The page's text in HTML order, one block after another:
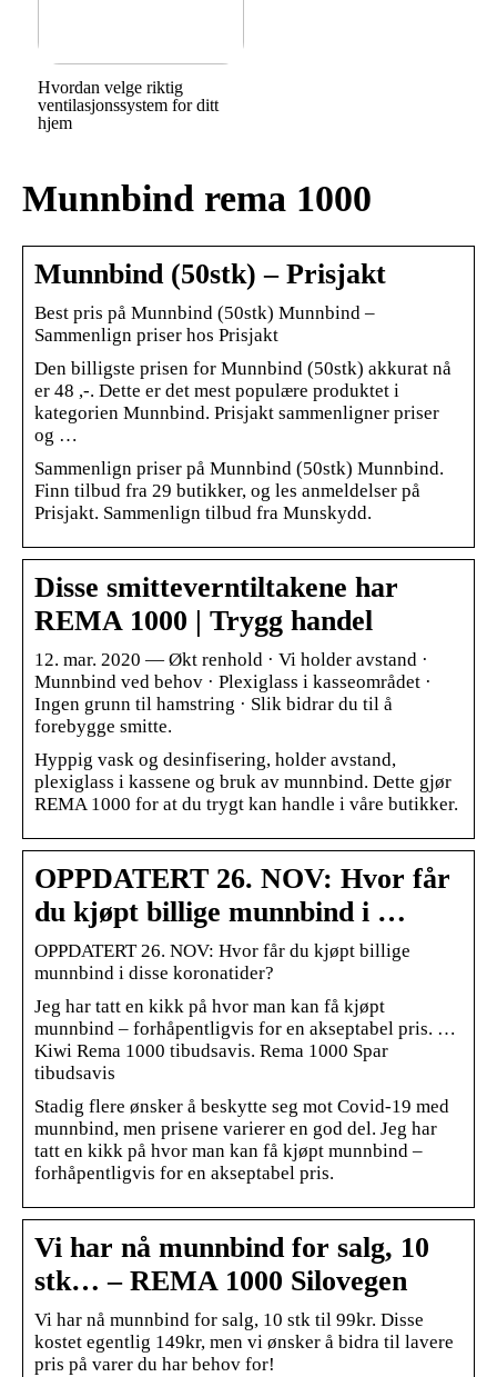
Hvordan velge riktig
ventilasjonssystem for ditt
hjem
Munnbind rema 1000
Munnbind (50stk) – Prisjakt
Best pris på Munnbind (50stk) Munnbind –
Sammenlign priser hos Prisjakt
Den billigste prisen for Munnbind (50stk) akkurat nå
er 48 ,-. Dette er det mest populære produktet i
kategorien Munnbind. Prisjakt sammenligner priser
og …
Sammenlign priser på Munnbind (50stk) Munnbind.
Finn tilbud fra 29 butikker, og les anmeldelser på
Prisjakt. Sammenlign tilbud fra Munskydd.
Disse smitteverntiltakene har
REMA 1000 | Trygg handel
12. mar. 2020 — Økt renhold · Vi holder avstand ·
Munnbind ved behov · Plexiglass i kasseområdet ·
Ingen grunn til hamstring · Slik bidrar du til å
forebygge smitte.
Hyppig vask og desinfisering, holder avstand,
plexiglass i kassene og bruk av munnbind. Dette gjør
REMA 1000 for at du trygt kan handle i våre butikker.
OPPDATERT 26. NOV: Hvor får
du kjøpt billige munnbind i …
OPPDATERT 26. NOV: Hvor får du kjøpt billige
munnbind i disse koronatider?
Jeg har tatt en kikk på hvor man kan få kjøpt
munnbind – forhåpentligvis for en akseptabel pris. …
Kiwi Rema 1000 tibudsavis. Rema 1000 Spar
tibudsavis
Stadig flere ønsker å beskytte seg mot Covid-19 med
munnbind, men prisene varierer en god del. Jeg har
tatt en kikk på hvor man kan få kjøpt munnbind –
forhåpentligvis for en akseptabel pris.
Vi har nå munnbind for salg, 10
stk… – REMA 1000 Silovegen
Vi har nå munnbind for salg, 10 stk til 99kr. Disse
kostet egentlig 149kr, men vi ønsker å bidra til lavere
pris på varer du har behov for!